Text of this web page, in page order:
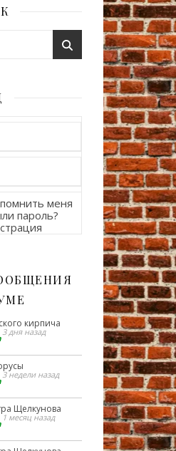
меня
пароль?
кирпича
3 дня назад
3 недели назад
Щелкунова
1 месяц назад